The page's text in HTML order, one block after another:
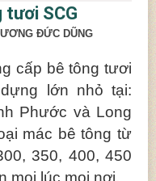
tươi SCG
ĐỨC DŨNG
cấp bê tông tươi
lớn nhỏ tại:
Phước và Long
mác bê tông từ
350, 400, 450